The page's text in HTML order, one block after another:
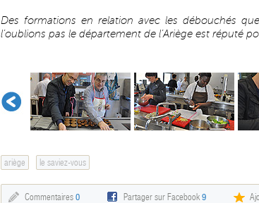
Des formations en relation avec les débouchés
l’oublions pas le département de l’Ariège est réputé
ariège le saviez-vous
Commentaires 0 Partager sur Facebook9